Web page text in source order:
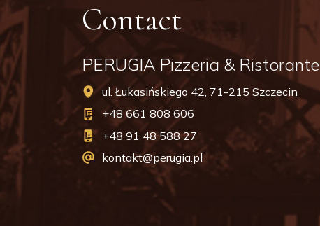
Contact
PERUGIA Pizzeria & Ristorante
ul. Łukasińskiego 42, 71-215 Szczecin
+48 661 808 606
+48 91 48 588 27
kontakt@perugia.pl